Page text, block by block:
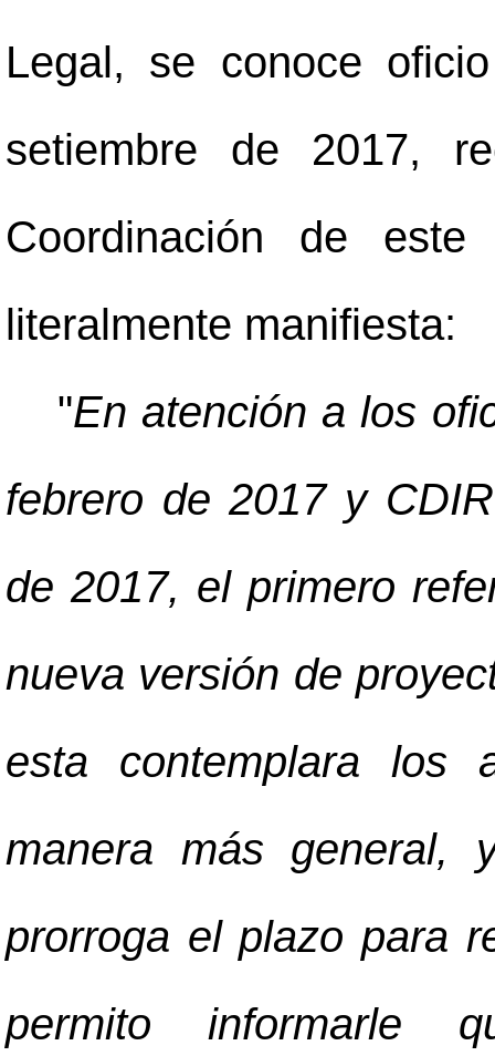
Legal, se conoce
setiembre de 2017,
Coordinación de
literalmente manifiesta:
"En atención a los
febrero de 2017 y
de 2017, el primero
nueva versión de
esta contemplara los
manera más
prorroga el plazo para
permito